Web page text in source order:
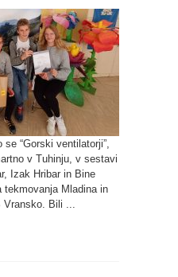
“Gorski ventilatorji”,
v Tuhinju, v sestavi
Izak Hribar in Bine
tekmovanja Mladina in
Vransko. Bili ...